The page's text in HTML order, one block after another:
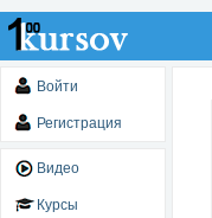
Войти
Регистрация
Видео
Курсы